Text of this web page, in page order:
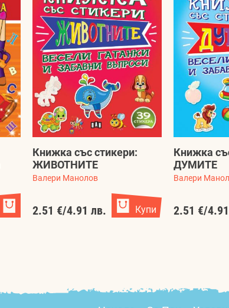
Книжка със стикери:
ЖИВОТНИТЕ
Валери Манолов
2.51 €/4.91 лв. Купи
Книжка
ДУМИТЕ
Валери
2.51 €/